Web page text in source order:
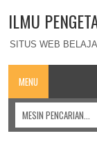
ILMU
SITUS WEB
MENU